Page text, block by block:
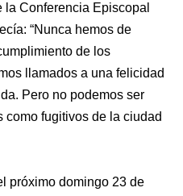
la Conferencia Episcopal
“Nunca hemos de
de los
llamados a una felicidad
Pero no podemos ser
fugitivos de la ciudad
próximo domingo 23 de